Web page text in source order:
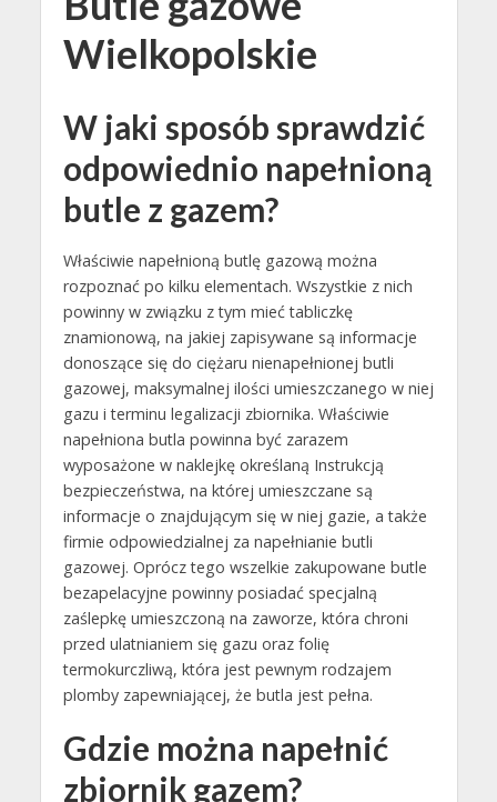
Wielkopolskie
W jaki sposób sprawdzić
odpowiednio napełnioną
butle z gazem?
Właściwie napełnioną butlę gazową można
rozpoznać po kilku elementach. Wszystkie z nich
powinny w związku z tym mieć tabliczkę
znamionową, na jakiej zapisywane są informacje
donoszące się do ciężaru nienapełnionej butli
gazowej, maksymalnej ilości umieszczanego w niej
gazu i terminu legalizacji zbiornika. Właściwie
napełniona butla powinna być zarazem
wyposażone w naklejkę określaną Instrukcją
bezpieczeństwa, na której umieszczane są
informacje o znajdującym się w niej gazie, a także
firmie odpowiedzialnej za napełnianie butli
gazowej. Oprócz tego wszelkie zakupowane butle
bezapelacyjne powinny posiadać specjalną
zaślepkę umieszczoną na zaworze, która chroni
przed ulatnianiem się gazu oraz folię
termokurczliwą, która jest pewnym rodzajem
plomby zapewniającej, że butla jest pełna.
Gdzie można napełnić
zbiornik gazem?